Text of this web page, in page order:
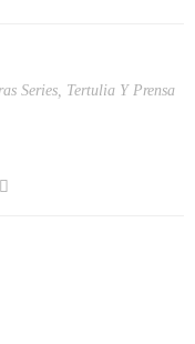
Series, Tertulia Y Prensa